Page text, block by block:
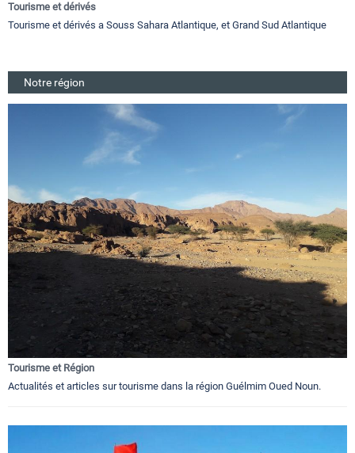
Tourisme et dérivés
Tourisme et dérivés a Souss Sahara Atlantique, et Grand Sud Atlantique
Notre région
Tourisme et Région
Actualités et articles sur tourisme dans la région Guélmim Oued Noun.